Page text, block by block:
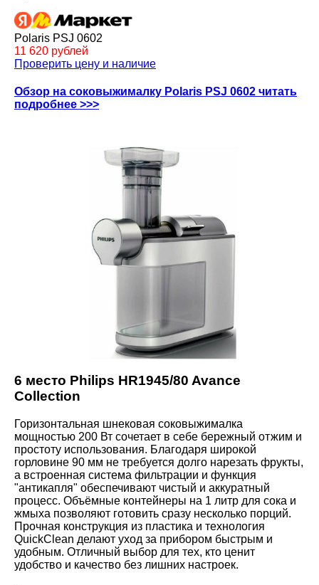
Polaris PSJ 0602
11 620 рублей
Проверить цену и наличие
Обзор на соковыжималку Polaris PSJ 0602 читать
подробнее >>>
6 место Philips HR1945/80 Avance
Collection
Горизонтальная шнековая соковыжималка
мощностью 200 Вт сочетает в себе бережный отжим и
простоту использования. Благодаря широкой
горловине 90 мм не требуется долго нарезать фрукты,
а встроенная система фильтрации и функция
"антикапля" обеспечивают чистый и аккуратный
процесс. Объёмные контейнеры на 1 литр для сока и
жмыха позволяют готовить сразу несколько порций.
Прочная конструкция из пластика и технология
QuickClean делают уход за прибором быстрым и
удобным. Отличный выбор для тех, кто ценит
удобство и качество без лишних настроек.